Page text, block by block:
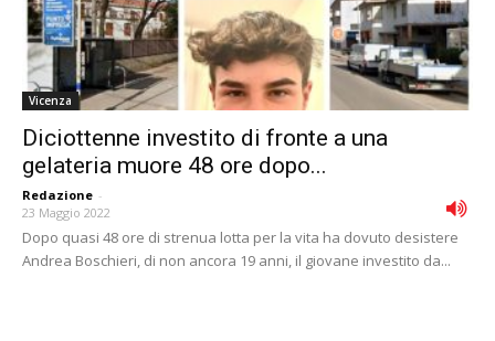
Vicenza
Diciottenne investito di fronte a una
gelateria muore 48 ore dopo...
Redazione -
23 Maggio 2022
Dopo quasi 48 ore di strenua lotta per la vita ha dovuto desistere
Andrea Boschieri, di non ancora 19 anni, il giovane investito da...